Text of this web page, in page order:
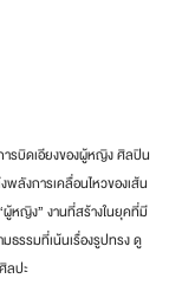
ารบิดเอียงของผู้หญิง ศิลปิน
ลังการเคลื่อนไหวของเส้น
ผู้หญิง” งานที่สร้างในยุคที่มี
ธรรมที่เน้นเรื่องรูปทรง ดู
ลปะ